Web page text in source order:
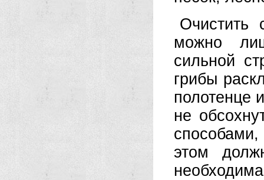
Очистить
можно
сильной
грибы
полотенце
не
этом